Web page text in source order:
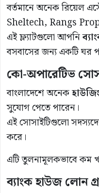
বর্তমানে অনেক রিয়েল
Sheltech, Rangs
এই ফ্ল্যাটগুলো আপনি
বসবাসের জন্য একটি ঘর
কো-অপারেটিভ
বাংলাদেশে অনেক
সুযোগ পেতে পারেন।
এই সোসাইটিগুলো
করে।
এটি তুলনামূলকভাবে কম
ব্যাংক হাউজ লোন